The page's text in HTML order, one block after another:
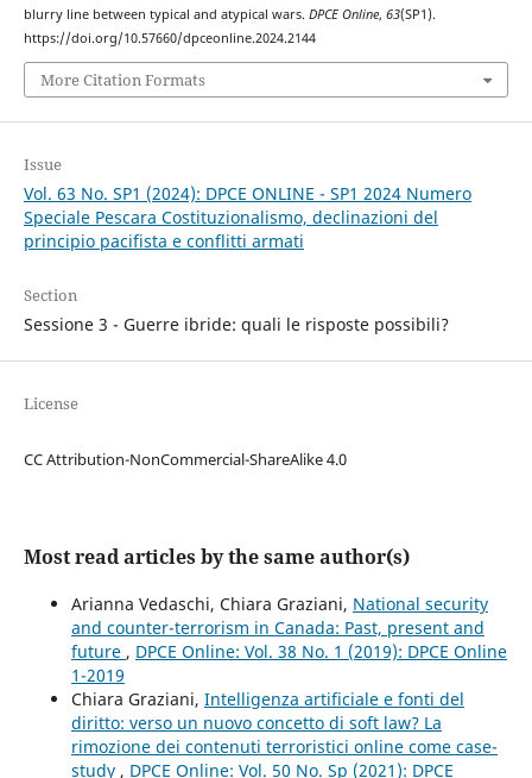
blurry line between typical and atypical wars. DPCE Online, 63(SP1).
https://doi.org/10.57660/dpceonline.2024.2144
More Citation Formats
Issue
Vol. 63 No. SP1 (2024): DPCE ONLINE - SP1 2024 Numero
Speciale Pescara Costituzionalismo, declinazioni del
principio pacifista e conflitti armati
Section
Sessione 3 - Guerre ibride: quali le risposte possibili?
License
CC Attribution-NonCommercial-ShareAlike 4.0
Most read articles by the same author(s)
Arianna Vedaschi, Chiara Graziani, National security
and counter-terrorism in Canada: Past, present and
future , DPCE Online: Vol. 38 No. 1 (2019): DPCE Online
1-2019
Chiara Graziani, Intelligenza artificiale e fonti del
diritto: verso un nuovo concetto di soft law? La
rimozione dei contenuti terroristici online come case-
study , DPCE Online: Vol. 50 No. Sp (2021): DPCE